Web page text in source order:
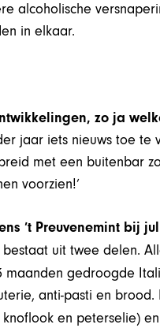
alcoholische
in elkaar.
zo ja
jaar iets nieuws toe
met een buitenbar
voorzien!’
’t Preuvenemint bij
bestaat uit twee delen.
maanden gedroogde
anti-pasti en
en peterselie)